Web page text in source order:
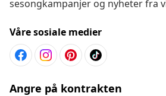
sesongkampanjer og nyheter fra
Våre sosiale medier
Angre på kontrakten